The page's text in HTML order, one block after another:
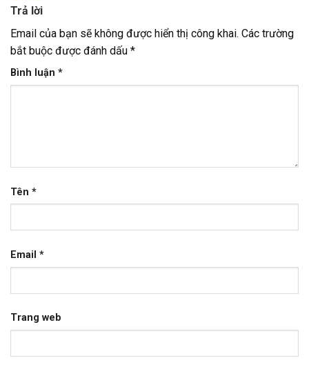
Trả lời
Email của bạn sẽ không được hiển thị công khai. Các trường
bắt buộc được đánh dấu *
Bình luận *
Tên *
Email *
Trang web